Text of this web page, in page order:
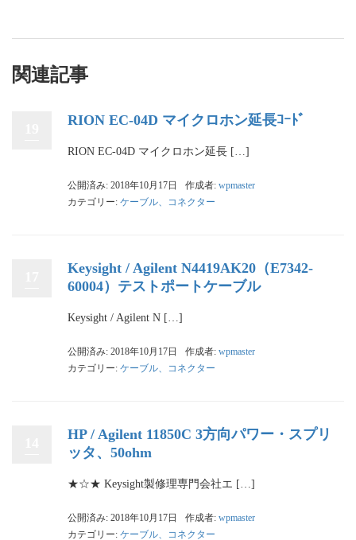
関連記事
RION EC-04D マイクロホン延長ｺｰﾄﾞ
RION EC-04D マイクロホン延長 […]
公開済み: 2018年10月17日 作成者: wpmaster
カテゴリー: ケーブル、コネクター
Keysight / Agilent N4419AK20（E7342-
60004）テストポートケーブル
Keysight / Agilent N […]
公開済み: 2018年10月17日 作成者: wpmaster
カテゴリー: ケーブル、コネクター
HP / Agilent 11850C 3方向パワー・スプリ
ッタ、50ohm
★☆★ Keysight製修理専門会社エ […]
公開済み: 2018年10月17日 作成者: wpmaster
カテゴリー: ケーブル、コネクター